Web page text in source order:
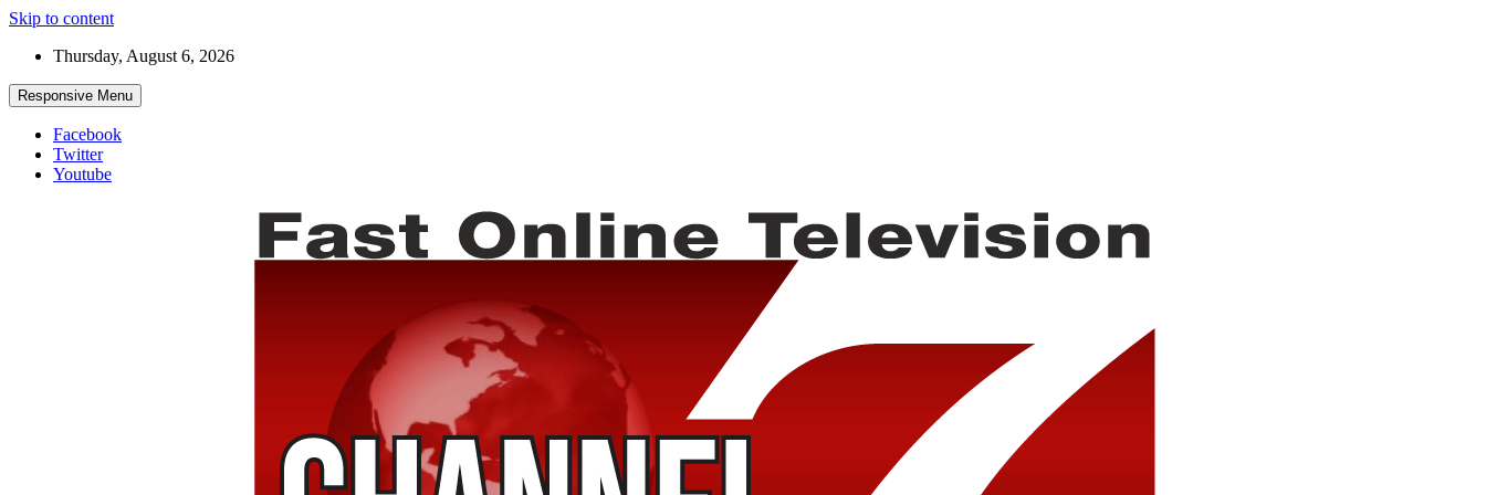
Skip to content
Thursday, August 6, 2026
Responsive Menu
Facebook
Twitter
Youtube